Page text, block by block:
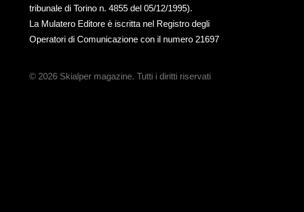
tribunale di Torino n. 4855 del 05/12/1995).
La Mulatero Editore è iscritta nel Registro degli
Operatori di Comunicazione con il numero 21697
© 2026 Skialper magazine. Tutti i diritti riservati